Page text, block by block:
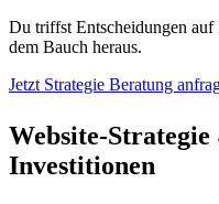
Du triffst Entscheidungen auf
dem Bauch heraus.
Jetzt Strategie Beratung
Website-
Investitionen